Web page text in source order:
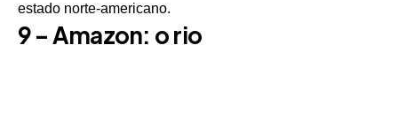
estado norte-americano.
9 – Amazon: o rio